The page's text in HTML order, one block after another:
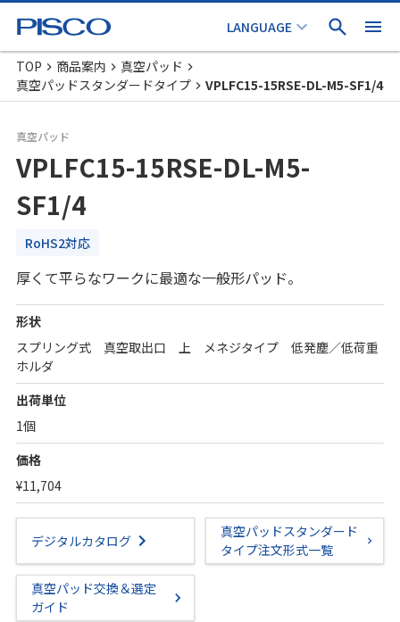
TOP 商品案内
真空パッド
真空パッドスタンダードタイプ
VPLFC15-15RSE-DL-M5-SF1/4
真空パッド
VPLFC15-15RSE-DL-M5-
SF1/4
RoHS2対応
厚くて平らなワークに最適な一般形パッド。
形状
スプリング式 真空取出口 上 メネジタイプ 低発塵／低荷重
ホルダ
出荷単位
1個
価格
¥11,704
デジタルカタログ
真空パッドスタンダード
タイプ注文形式一覧
真空パッド交換＆選定
ガイド